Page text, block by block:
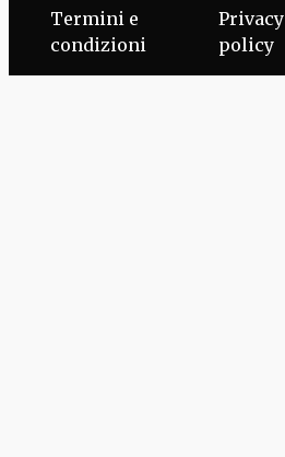
Termini e
condizioni
Privacy
policy